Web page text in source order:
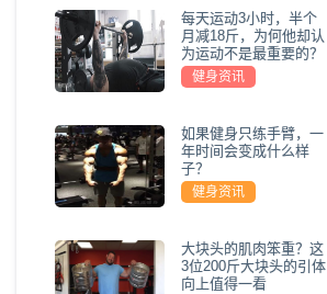
每天运动3小时，半个
月减18斤，为何他却认
为运动不是最重要的？
健身资讯
如果健身只练手臂，一
年时间会变成什么样
子？
健身资讯
大块头的肌肉笨重？这
3位200斤大块头的引体
向上值得一看